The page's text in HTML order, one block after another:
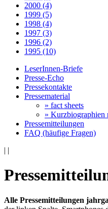
2000 (4)
1999 (5)
1998 (4)
1997 (3)
1996 (2)
1995 (10)
LeserInnen-Briefe
Presse-Echo
Pressekontakte
Pressematerial
» fact sheets
» Kurzbiographien
Pressemitteilungen
FAQ (häufige Fragen)
| |
Alle Pressemitteilungen